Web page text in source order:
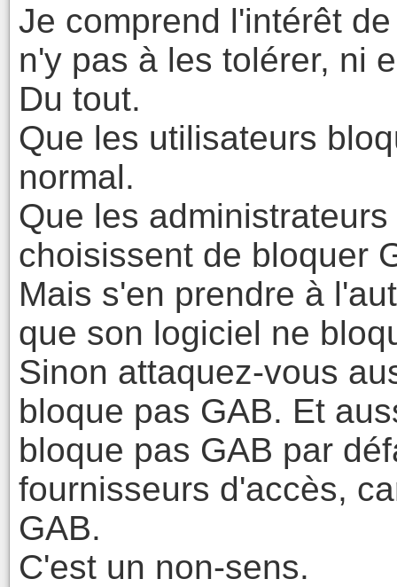
Je comprend l'intérêt
n'y pas à les tolérer, ni
Du tout.
Que les utilisateurs
normal.
Que les
choisissent de bloquer
Mais s'en prendre à
que son logiciel ne
Sinon attaquez-vous
bloque pas GAB. Et
bloque pas GAB par
fournisseurs d'accès,
GAB.
C'est un non-sens.